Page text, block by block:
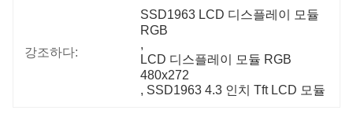
강조하다:
SSD1963 LCD 디스플레이 모듈
RGB
,
LCD 디스플레이 모듈 RGB
480x272
, SSD1963 4.3 인치 Tft LCD 모듈